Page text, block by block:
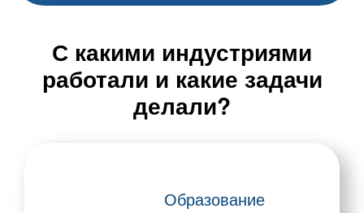
С какими индустриями
работали и какие задачи
делали?
Образование